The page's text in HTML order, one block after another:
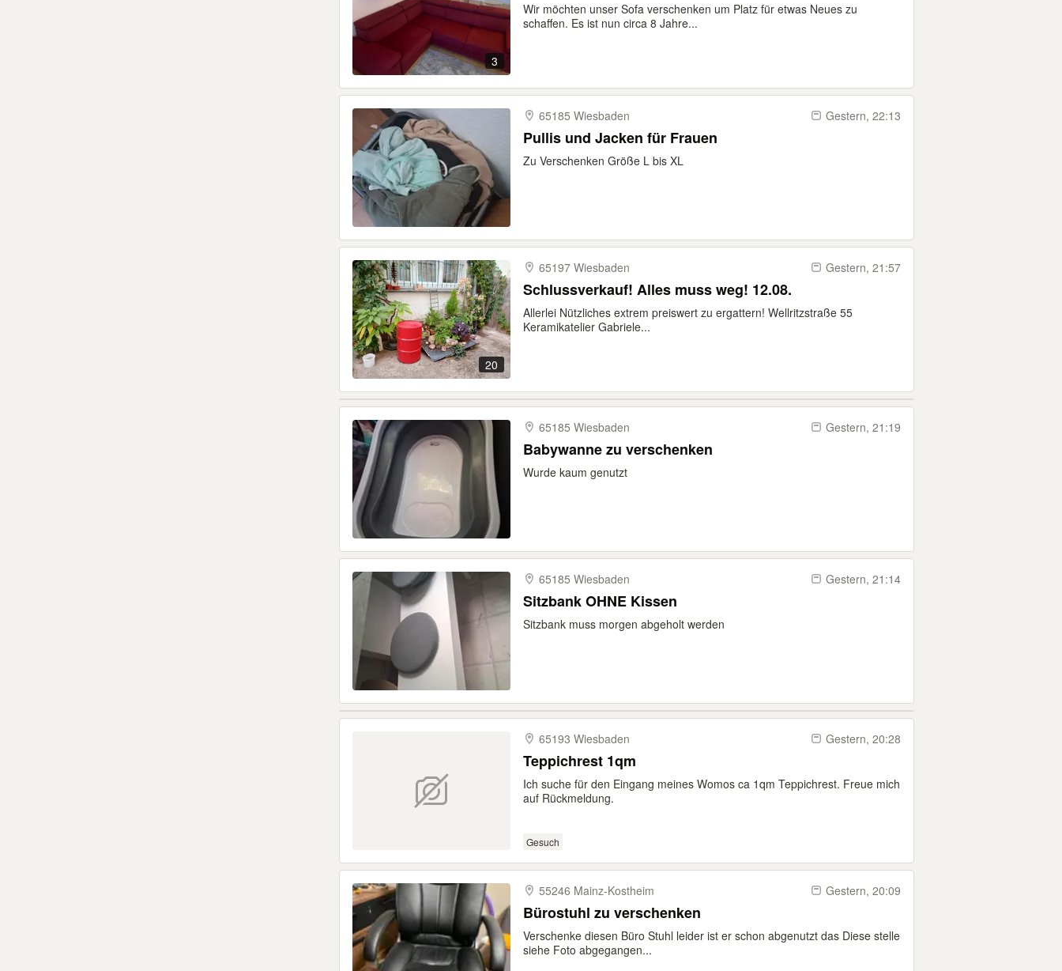
3
Wir möchten unser Sofa verschenken um Platz für etwas Neues zu
schaffen. Es ist nun circa 8 Jahre...
65185 Wiesbaden Gestern, 22:13
Pullis und Jacken für Frauen
Zu Verschenken Größe L bis XL
20
65197 Wiesbaden Gestern, 21:57
Schlussverkauf! Alles muss weg! 12.08.
Allerlei Nützliches extrem preiswert zu ergattern! Wellritzstraße 55
Keramikatelier Gabriele...
65185 Wiesbaden Gestern, 21:19
Babywanne zu verschenken
Wurde kaum genutzt
65185 Wiesbaden Gestern, 21:14
Sitzbank OHNE Kissen
Sitzbank muss morgen abgeholt werden
65193 Wiesbaden Gestern, 20:28
Teppichrest 1qm
Ich suche für den Eingang meines Womos ca 1qm Teppichrest. Freue mich
auf Rückmeldung.
Gesuch
55246 Mainz-​Kostheim Gestern, 20:09
Bürostuhl zu verschenken
Verschenke diesen Büro Stuhl leider ist er schon abgenutzt das Diese stelle
siehe Foto abgegangen...